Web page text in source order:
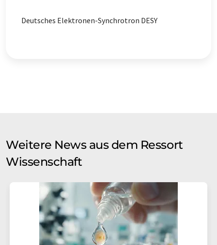
Deutsches Elektronen-Synchrotron DESY
Weitere News aus dem Ressort
Wissenschaft